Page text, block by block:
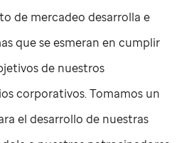
de mercadeo desarrolla e
que se esmeran en cumplir
de nuestros
corporativos. Tomamos un
el desarrollo de nuestras